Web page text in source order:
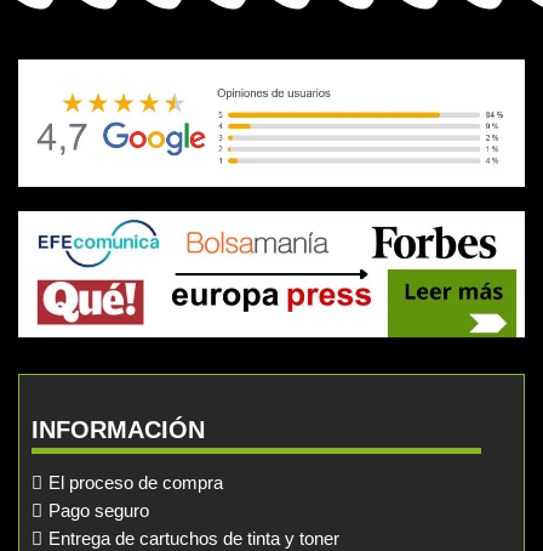
INFORMACIÓN
El proceso de compra
Pago seguro
Entrega de cartuchos de tinta y toner